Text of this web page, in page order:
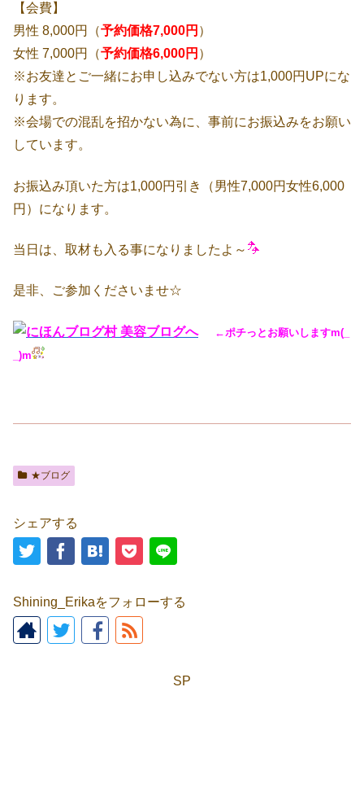
【会費】
男性 8,000円（予約価格7,000円 ）
女性 7,000円（予約価格6,000円 ）
※お友達とご一緒にお申し込みでない方は1,000円UPにな
ります。
※会場での混乱を招かない為に、事前にお振込みをお願い
しています。
お振込み頂いた方は1,000円引き（男性7,000円女性6,000
円）になります。
当日は、取材も入る事になりましたよ～
是非、ご参加くださいませ☆
←ポチっとお願いしますm(_
_)m
★ブログ
シェアする
Shining_Erikaをフォローする
SP